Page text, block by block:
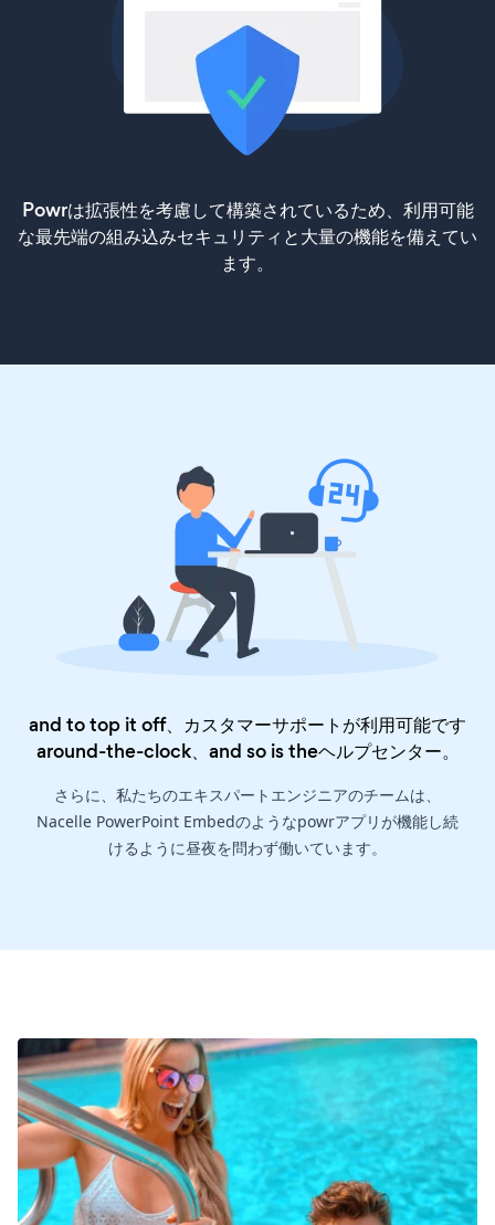
Powrは拡張性を考慮して構築されているため、利用可能
な最先端の組み込みセキュリティと大量の機能を備えてい
ます。
and to top it off、カスタマーサポートが利用可能です
around-the-clock、and so is theヘルプセンター。
さらに、私たちのエキスパートエンジニアのチームは、
Nacelle PowerPoint Embedのようなpowrアプリが機能し続
けるように昼夜を問わず働いています。